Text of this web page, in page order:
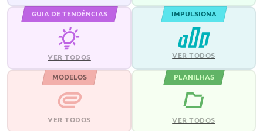
GUIA DE TENDÊNCIAS
VER TODOS
IMPULSIONA
VER TODOS
MODELOS
VER TODOS
PLANILHAS
VER TODOS